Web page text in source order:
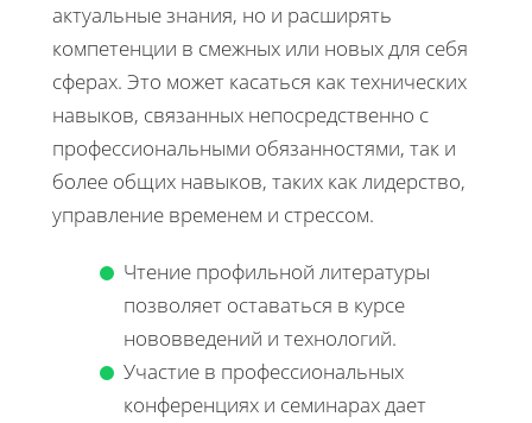
актуальные знания, но и расширять
компетенции в смежных или новых для себя
сферах. Это может касаться как технических
навыков, связанных непосредственно с
профессиональными обязанностями, так и
более общих навыков, таких как лидерство,
управление временем и стрессом.
Чтение профильной литературы
позволяет оставаться в курсе
нововведений и технологий.
Участие в профессиональных
конференциях и семинарах дает